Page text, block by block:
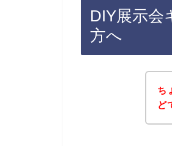
DIY展示会
方へ
ち
ど